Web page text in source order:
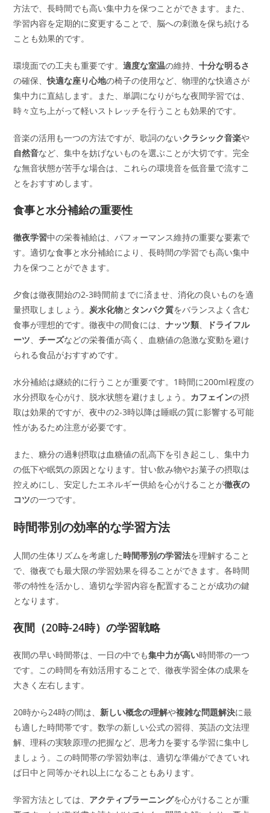
方法で、長時間でも高い集中力を保つことができます。また、
学習内容を定期的に変更することで、脳への刺激を保ち続ける
ことも効果的です。
環境面での工夫も重要です。適度な室温の維持、十分な明るさ
の確保、快適な座り心地の椅子の使用など、物理的な快適さが
集中力に直結します。また、単調になりがちな夜間学習では、
時々立ち上がって軽いストレッチを行うことも効果的です。
音楽の活用も一つの方法ですが、歌詞のないクラシック音楽や
自然音など、集中を妨げないものを選ぶことが大切です。完全
な無音状態が苦手な場合は、これらの環境音を低音量で流すこ
とをおすすめします。
食事と水分補給の重要性
徹夜学習中の栄養補給は、パフォーマンス維持の重要な要素で
す。適切な食事と水分補給により、長時間の学習でも高い集中
力を保つことができます。
夕食は徹夜開始の2-3時間前までに済ませ、消化の良いものを適
量摂取しましょう。炭水化物と タンパク質をバランスよく含む
食事が理想的です。徹夜中の間食には、ナッツ類、
ドライフル
ーツ、チーズなどの栄養価が高く、血糖値の急激な変動を避け
られる食品がおすすめです。
水分補給は継続的に行うことが重要です。1時間に200ml程度の
水分摂取を心がけ、脱水状態を避けましょう。 カフェインの摂
取は効果的ですが、夜中の2-3時以降は睡眠の質に影響する可能
性があるため注意が必要です。
また、糖分の過剰摂取は血糖値の乱高下を引き起こし、集中力
の低下や眠気の原因となります。甘い飲み物やお菓子の摂取は
控えめにし、安定したエネルギー供給を心がけることが徹夜の
コツの一つです。
時間帯別の効率的な学習方法
人間の生体リズムを考慮した時間帯別の学習法を理解すること
で、徹夜でも最大限の学習効果を得ることができます。各時間
帯の特性を活かし、適切な学習内容を配置することが成功の鍵
となります。
夜間（20時-24時）の学習戦略
夜間の早い時間帯は、一日の中でも集中力が高い時間帯の一つ
です。この時間を有効活用することで、徹夜学習全体の成果を
大きく左右します。
20時から24時の間は、新しい概念の理解や複雑な問題解決に最
も適した時間帯です。数学の新しい公式の習得、英語の文法理
解、理科の実験原理の把握など、思考力を要する学習に集中し
ましょう。この時間帯の学習効率は、適切な準備ができていれ
ば日中と同等かそれ以上になることもあります。
学習方法としては、 アクティブラーニングを心がけることが重